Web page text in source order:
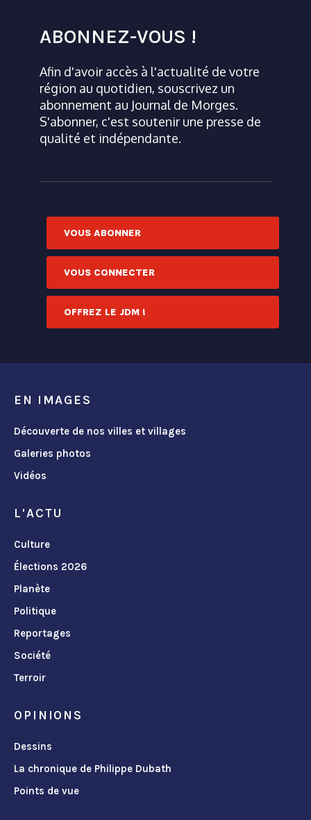
ABONNEZ-VOUS !
Afin d'avoir accès à l'actualité de votre
région au quotidien, souscrivez un
abonnement au Journal de Morges.
S'abonner, c'est soutenir une presse de
qualité et indépendante.
VOUS ABONNER
VOUS CONNECTER
OFFREZ LE JDM !
EN IMAGES
Découverte de nos villes et villages
Galeries photos
Vidéos
L'ACTU
Culture
Élections 2026
Planète
Politique
Reportages
Société
Terroir
OPINIONS
Dessins
La chronique de Philippe Dubath
Points de vue